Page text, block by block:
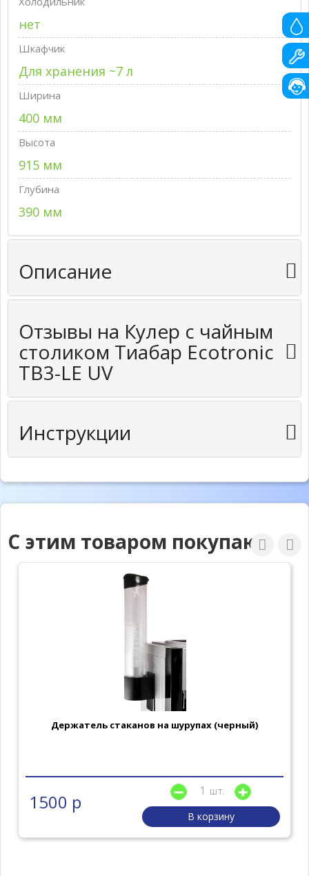
нет
Шкафчик
Для хранения ~7 л
Ширина
400 мм
Высота
915 мм
Глубина
390 мм
Описание
Отзывы на Кулер с чайным
столиком Тиабар Ecotronic
TB3-LE UV
Инструкции
С этим товаром покупают
Держатель стаканов на шурупах (черный)
1500 р
шт.
В корзину